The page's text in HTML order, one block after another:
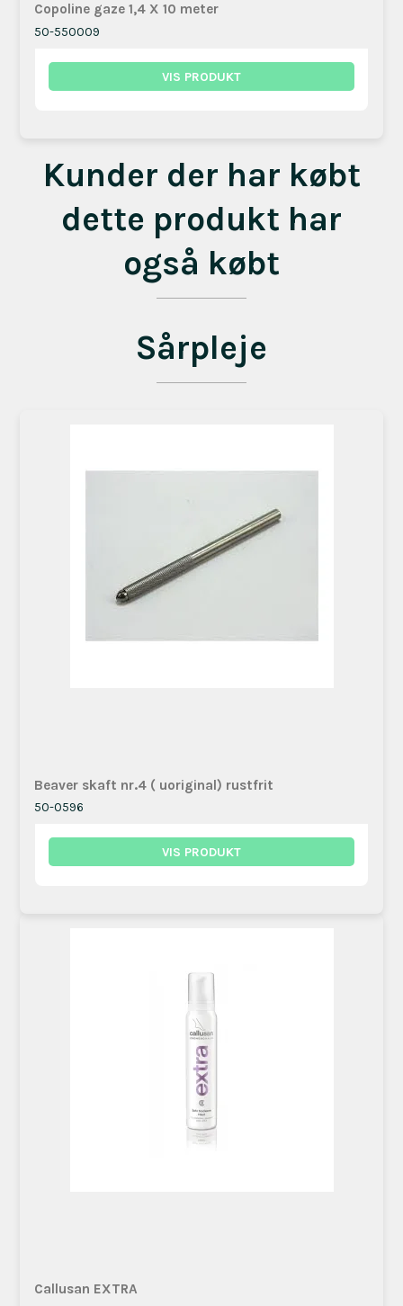
Copoline gaze 1,4 X 10 meter
50-550009
VIS PRODUKT
Kunder der har købt
dette produkt har
også købt
Sårpleje
Beaver skaft nr.4 ( uoriginal) rustfrit
50-0596
VIS PRODUKT
Callusan EXTRA